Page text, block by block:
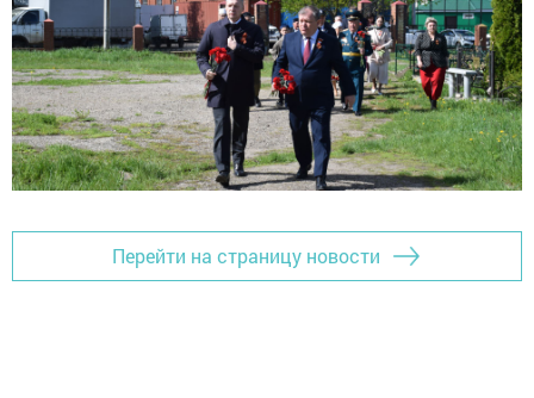
Перейти на страницу новости